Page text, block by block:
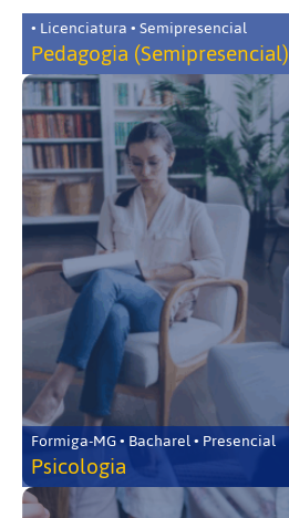
• Licenciatura • Semipresencial
Pedagogia (Semipresencial)
Formiga-MG • Bacharel • Presencial
Psicologia